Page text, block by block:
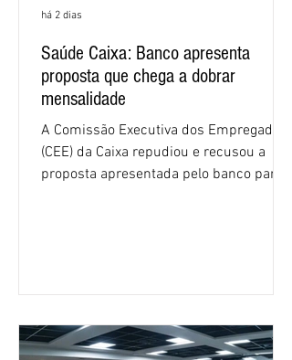
Saúde Caixa: Banco apresenta
proposta que chega a dobrar
mensalidade
A Comissão Executiva dos Empregados
(CEE) da Caixa repudiou e recusou a
proposta apresentada pelo banco para o
negociações das empregadas e dos
empregados exigiram que a Caixa refaça
há 2 dias